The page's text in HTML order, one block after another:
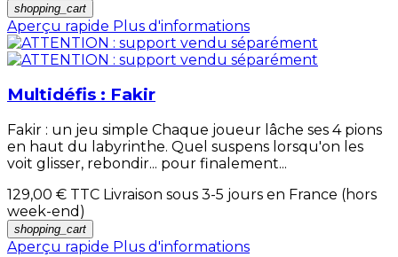
shopping_cart
Aperçu rapide Plus d'informations
Multidéfis : Fakir
Fakir : un jeu simple Chaque joueur lâche ses 4 pions
en haut du labyrinthe. Quel suspens lorsqu'on les
voit glisser, rebondir... pour finalement...
129,00 € TTC Livraison sous 3-5 jours en France (hors
week-end)
shopping_cart
Aperçu rapide Plus d'informations